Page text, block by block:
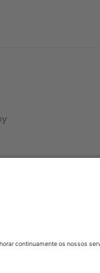
06700 Ciudad